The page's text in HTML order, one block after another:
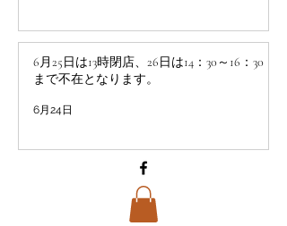
6月25日は13時閉店、26日は14：30～16：30
まで不在となります。
6月24日